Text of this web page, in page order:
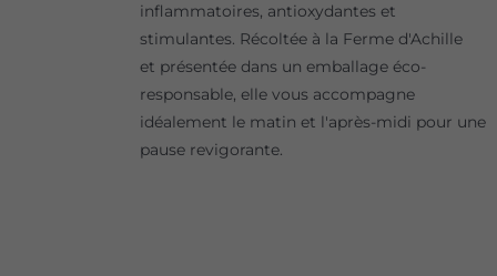
inflammatoires, antioxydantes et
stimulantes. Récoltée à la Ferme d'Achille
et présentée dans un emballage éco-
responsable, elle vous accompagne
idéalement le matin et l'après-midi pour une
pause revigorante.